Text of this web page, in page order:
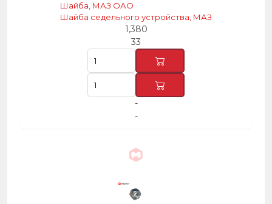
Шайба, МАЗ ОАО
Шайба седельного устройства, МАЗ
1,380
33
-
-